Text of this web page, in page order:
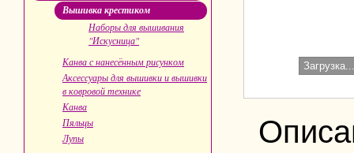
Вышивка крестиком
Наборы для вышивания
"Искусница"
Канва с нанесённым рисунком
Аксессуары для вышивки и вышивки
в ковровой технике
Канва
Пяльцы
Лупы